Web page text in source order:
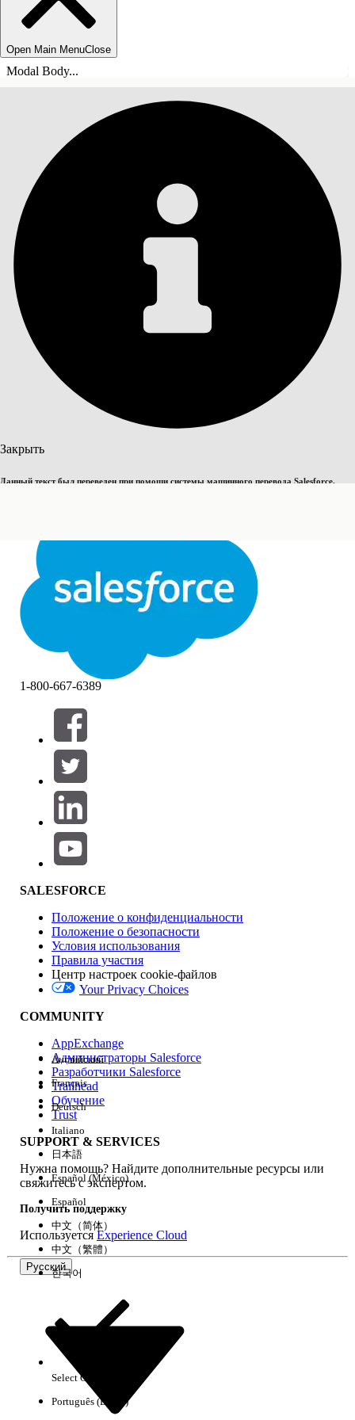
Open Main MenuClose
Modal Body...
Закрыть
Данный текст был переведен при помощи системы машинного перевода Salesforce.
Закрыть
СОДЕРЖАНИЕ
Фильтры (0)
ВЫБРАТЬ ФИЛЬТРЫ
Область продуктов
Влияние на функции
Версия
Возможности
Очистить все Готово
Результаты отсутствуют
1-800-667-6389
SALESFORCE
Положение о конфиденциальности
Положение о безопасности
Условия использования
Правила участия
Центр настроек cookie-файлов
Your Privacy Choices
COMMUNITY
AppExchange
Администраторы Salesforce
Разработчики Salesforce
Trailhead
Обучение
Trust
SUPPORT & SERVICES
Нужна помощь? Найдите дополнительные ресурсы или
свяжитесь с экспертом.
Получить поддержку
ИспользуетсяExperience Cloud
Русский
Английский
Français
Deutsch
Italiano
日本語
Español (México)
Español
中文（简体）
中文（繁體）
한국어
Select Org
Português (Brasil)